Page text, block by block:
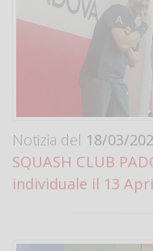
Notizia del 18/03/
SQUASH CLUB
individuale il 13